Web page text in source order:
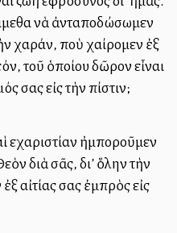
νὰ ἀνταποδώσωμεν
χαράν, ποὺ χαίρομεν ἐξ
τοῦ ὁποίου δῶρον εἶναι
σας εἰς τὴν πίστιν;
εὐχαριστίαν ἠμποροῦμεν
διὰ σᾶς, δι’ ὅλην τὴν
αἰτίας σας ἐμπρὸς εἰς